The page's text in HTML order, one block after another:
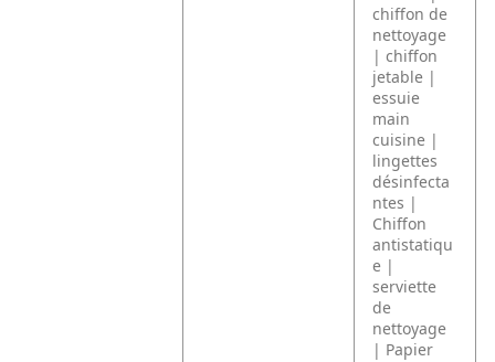
chiffon de
nettoyage
| chiffon
jetable |
essuie
main
cuisine |
lingettes
désinfecta
ntes |
Chiffon
antistatiqu
e |
serviette
de
nettoyage
| Papier